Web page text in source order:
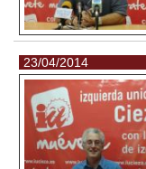
23/04/2014